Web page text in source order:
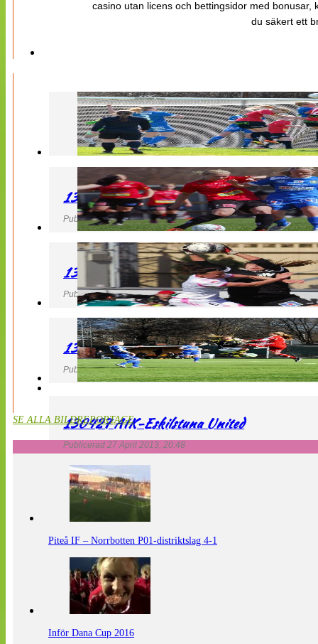
casino utan licens och bettingsidor med
du säkert ett
130427 LB 07 – QBIK
Publicerad 27 April 2013, 22:40
130427 IF Limhamn Bunkeflo – QBIK
Publicerad 27 April 2013, 21:10
130427 LdB FC Malmö – Mallbackens IF
Publicerad 27 April 2013, 20:54
130427 AIK-Eskilstuna United
Publicerad 27 April 2013, 20:48
SE ALLA BILDREPORTAGE
Piteå IF – Norrbotten P01-distriktslag 4-1
Inför Dana Cup 2016